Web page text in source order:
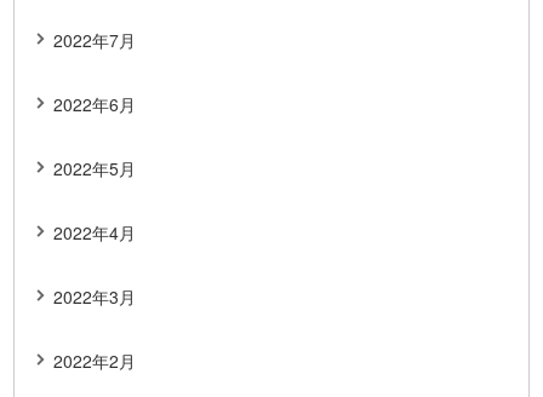
2022年7月
2022年6月
2022年5月
2022年4月
2022年3月
2022年2月